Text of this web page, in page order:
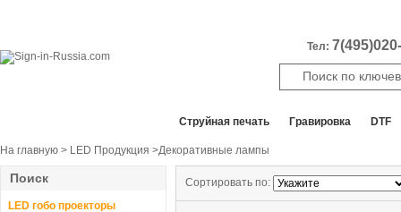
Тел:
Cтруйная печать Гравировка DTF
На главную > LED Продукция >Декоративные лампы
Поиск
LED гобо проекторы
Сортировать по: